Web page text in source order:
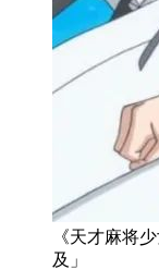
《天才麻将
及」